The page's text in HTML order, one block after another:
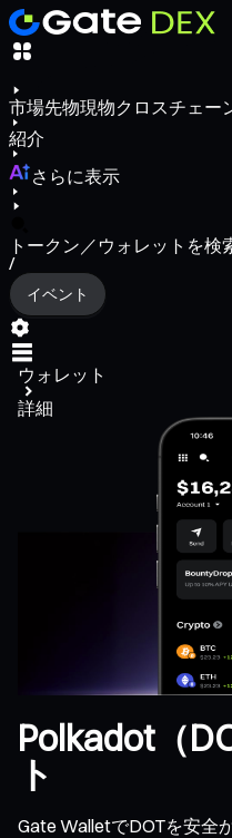
市場先物現物クロスチェー
紹介
さらに表示
トークン／ウォレットを検
/
イベント
ウォレット
詳細
Polkadot（
ト
Gate WalletでDOTを安全